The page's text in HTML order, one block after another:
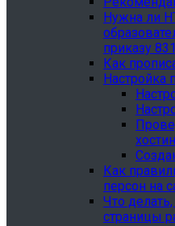
Нужна ли
приказу
Как
Настройка
Как
персон на
Что
страницы